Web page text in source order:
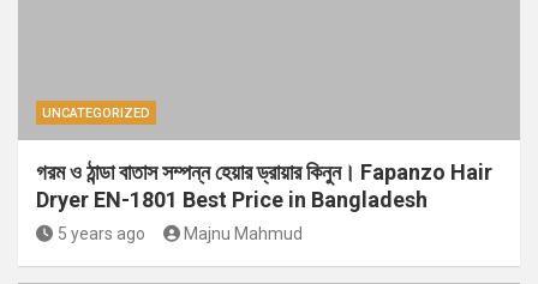
UNCATEGORIZED
গরম ও ঠান্ডা বাতাস সম্পন্ন হেয়ার ড্রায়ার কিনুন। Fapanzo Hair
Dryer EN-1801 Best Price in Bangladesh
5 years ago Majnu Mahmud